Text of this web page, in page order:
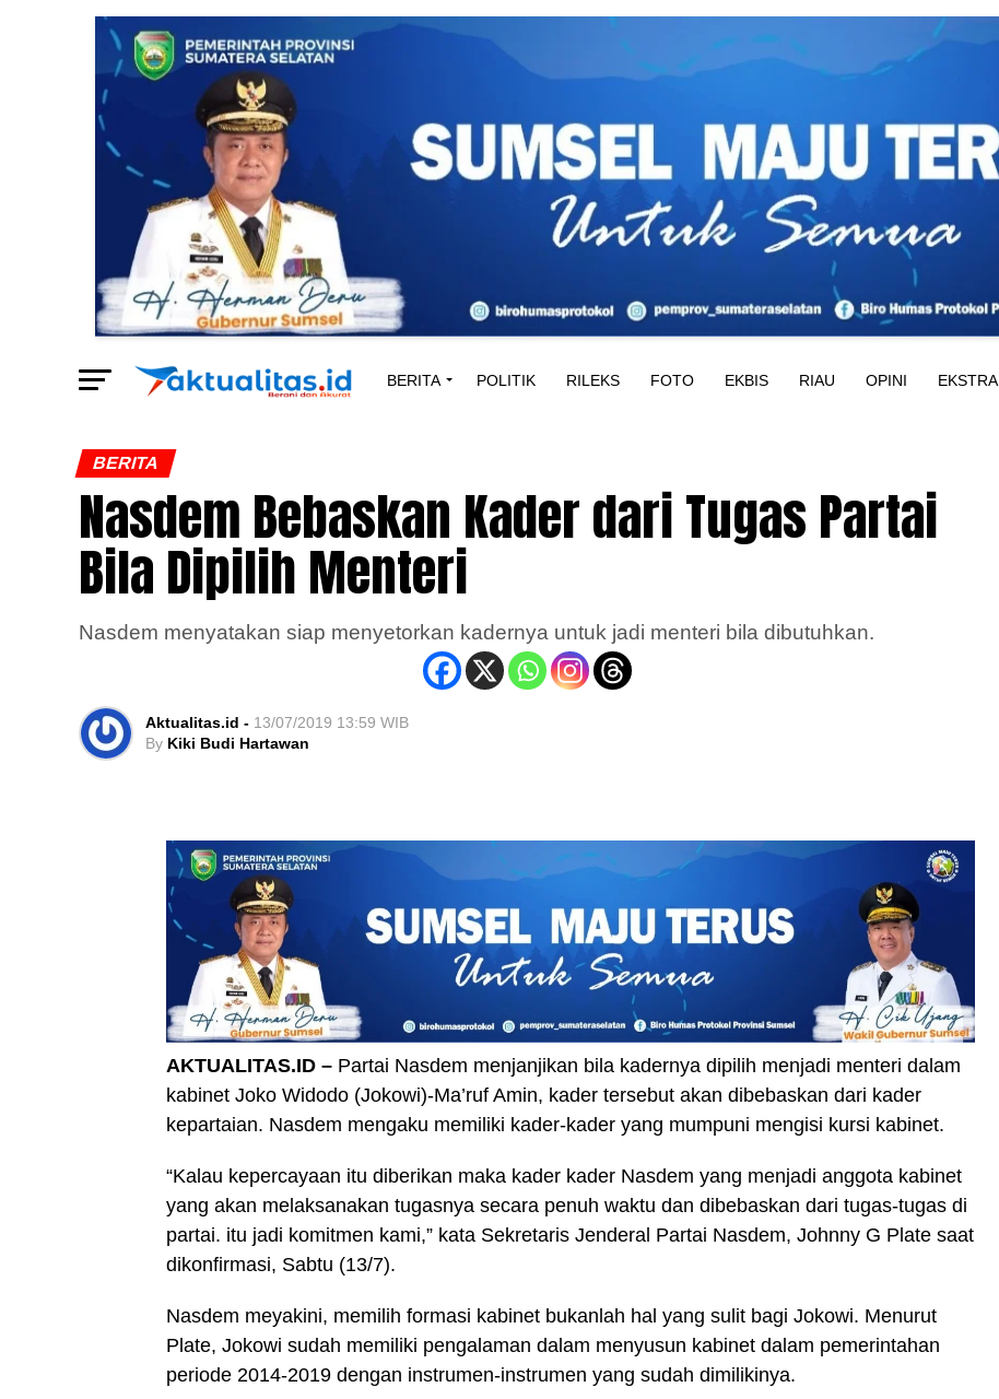
BERITA POLITIK RILEKS FOTO EKBIS RIAU OPINI EKSTRA
BERITA
Nasdem Bebaskan Kader dari Tugas Partai
Bila Dipilih Menteri
Nasdem menyatakan siap menyetorkan kadernya untuk jadi menteri bila dibutuhkan.
Aktualitas.id - 13/07/2019 13:59 WIB
By Kiki Budi Hartawan
AKTUALITAS.ID – Partai Nasdem menjanjikan bila kadernya dipilih menjadi menteri dalam
kabinet Joko Widodo (Jokowi)-Ma’ruf Amin, kader tersebut akan dibebaskan dari kader
kepartaian. Nasdem mengaku memiliki kader-kader yang mumpuni mengisi kursi kabinet.
“Kalau kepercayaan itu diberikan maka kader kader Nasdem yang menjadi anggota kabinet
yang akan melaksanakan tugasnya secara penuh waktu dan dibebaskan dari tugas-tugas di
partai. itu jadi komitmen kami,” kata Sekretaris Jenderal Partai Nasdem, Johnny G Plate saat
dikonfirmasi, Sabtu (13/7).
Nasdem meyakini, memilih formasi kabinet bukanlah hal yang sulit bagi Jokowi. Menurut
Plate, Jokowi sudah memiliki pengalaman dalam menyusun kabinet dalam pemerintahan
periode 2014-2019 dengan instrumen-instrumen yang sudah dimilikinya.